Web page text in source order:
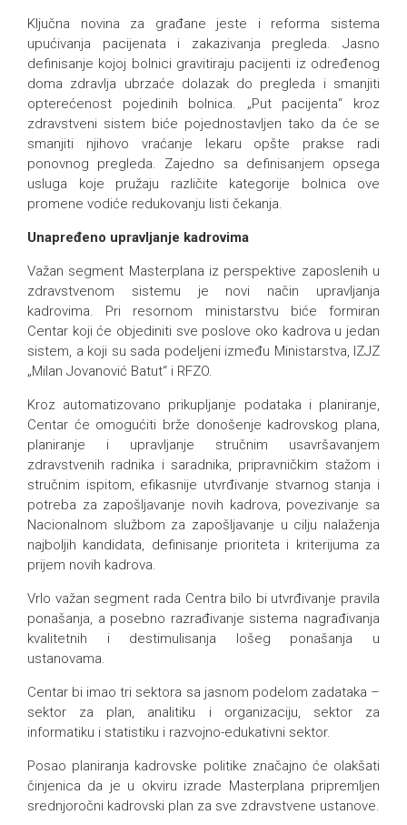
Ključna novina za građane jeste i reforma sistema
upućivanja pacijenata i zakazivanja pregleda. Jasno
definisanje kojoj bolnici gravitiraju pacijenti iz određenog
doma zdravlja ubrzaće dolazak do pregleda i smanjiti
opterećenost pojedinih bolnica. „Put pacijenta“ kroz
zdravstveni sistem biće pojednostavljen tako da će se
smanjiti njihovo vraćanje lekaru opšte prakse radi
ponovnog pregleda. Zajedno sa definisanjem opsega
usluga koje pružaju različite kategorije bolnica ove
promene vodiće redukovanju listi čekanja.
Unapređeno upravljanje kadrovima
Važan segment Masterplana iz perspektive zaposlenih u
zdravstvenom sistemu je novi način upravljanja
kadrovima. Pri resornom ministarstvu biće formiran
Centar koji će objediniti sve poslove oko kadrova u jedan
sistem, a koji su sada podeljeni između Ministarstva, IZJZ
„Milan Jovanović Batut“ i RFZO.
Kroz automatizovano prikupljanje podataka i planiranje,
Centar će omogućiti brže donošenje kadrovskog plana,
planiranje i upravljanje stručnim usavršavanjem
zdravstvenih radnika i saradnika, pripravničkim stažom i
stručnim ispitom, efikasnije utvrđivanje stvarnog stanja i
potreba za zapošljavanje novih kadrova, povezivanje sa
Nacionalnom službom za zapošljavanje u cilju nalaženja
najboljih kandidata, definisanje prioriteta i kriterijuma za
prijem novih kadrova.
Vrlo važan segment rada Centra bilo bi utvrđivanje pravila
ponašanja, a posebno razrađivanje sistema nagrađivanja
kvalitetnih i destimulisanja lošeg ponašanja u
ustanovama.
Centar bi imao tri sektora sa jasnom podelom zadataka –
sektor za plan, analitiku i organizaciju, sektor za
informatiku i statistiku i razvojno-edukativni sektor.
Posao planiranja kadrovske politike značajno će olakšati
činjenica da je u okviru izrade Masterplana pripremljen
srednjoročni kadrovski plan za sve zdravstvene ustanove.